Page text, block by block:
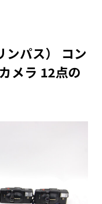
ンパス） コン
メラ 12点の